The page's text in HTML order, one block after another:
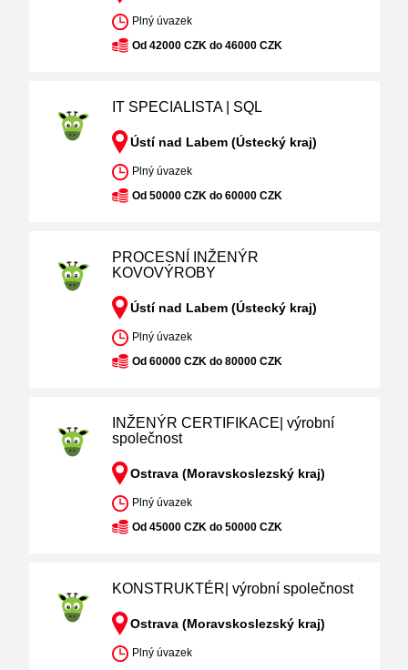
Plný úvazek
Od 42000 CZK do 46000 CZK
IT SPECIALISTA | SQL
Ústí nad Labem (Ústecký kraj)
Plný úvazek
Od 50000 CZK do 60000 CZK
PROCESNÍ INŽENÝR
KOVOVÝROBY
Ústí nad Labem (Ústecký kraj)
Plný úvazek
Od 60000 CZK do 80000 CZK
INŽENÝR CERTIFIKACE| výrobní
společnost
Ostrava (Moravskoslezský kraj)
Plný úvazek
Od 45000 CZK do 50000 CZK
KONSTRUKTÉR| výrobní společnost
Ostrava (Moravskoslezský kraj)
Plný úvazek